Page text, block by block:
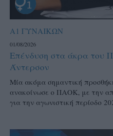
Α1 ΓΥΝΑΙΚΩΝ
01/08/2026
Επένδυση στα άκρα του
Άντερσον
Μία ακόμα σημαντική
ανακοίνωσε ο ΠΑΟΚ, με την
για την αγωνιστική περίοδο